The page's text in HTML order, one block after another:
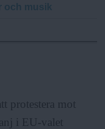
och musik
protestera mot
i EU-valet